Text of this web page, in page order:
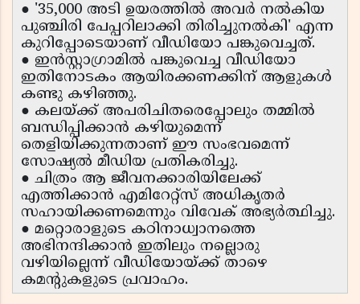
● '35,000 അടി ഉയരത്തിൽ അവർ നൽകിയ
പുഞ്ചിരി പേപ്പറിലാക്കി തിരിച്ചുനൽകി' എന്ന
കുറിപ്പോടെയാണ് വീഡിയോ പങ്കുവെച്ചത്.
● ഇൻസ്റ്റാഗ്രാമിൽ പങ്കുവെച്ച വീഡിയോ
ഇതിനോടകം ആയിരക്കണക്കിന് ആളുകൾ
കണ്ടു കഴിഞ്ഞു.
● കലയ്ക്ക് അപരിചിതരെപ്പോലും തമ്മിൽ
ബന്ധിപ്പിക്കാൻ കഴിയുമെന്ന്
തെളിയിക്കുന്നതാണ് ഈ സംഭവമെന്ന്
സോഷ്യൽ മീഡിയ പ്രതികരിച്ചു.
● ചിത്രം ആ ജീവനക്കാരിയിലേക്ക്
എത്തിക്കാൻ എമിറേറ്റ്സ് അധികൃതർ
സഹായിക്കണമെന്നും വിവേക് അഭ്യർത്ഥിച്ചു.
● മറ്റൊരാളുടെ കഠിനാധ്വാനത്തെ
അഭിനന്ദിക്കാൻ ഇതിലും നല്ലൊരു
വഴിയില്ലെന്ന് വീഡിയോയ്ക്ക് താഴെ
കമന്റുകളുടെ പ്രവാഹം.